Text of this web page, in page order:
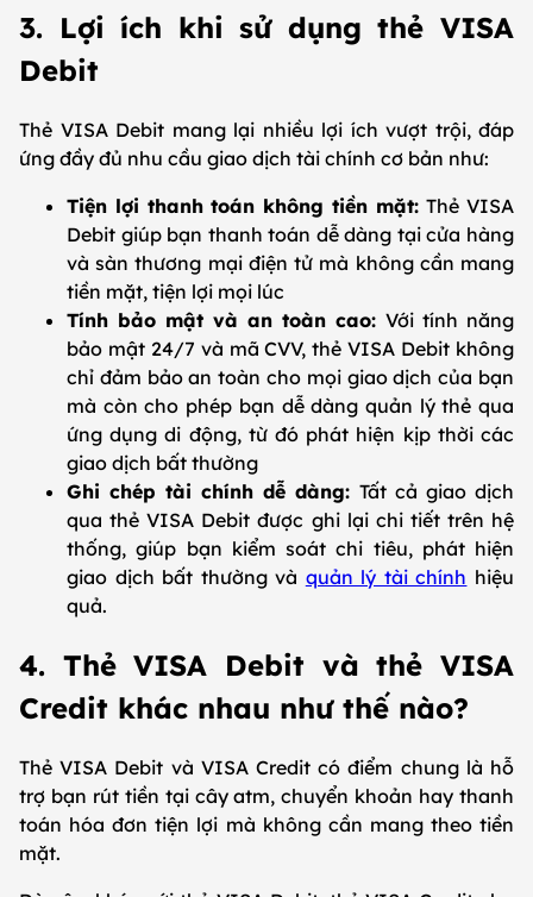
3. Lợi ích khi sử dụng thẻ VISA
Debit
Thẻ VISA Debit mang lại nhiều lợi ích vượt trội, đáp
ứng đầy đủ nhu cầu giao dịch tài chính cơ bản như:
Tiện lợi thanh toán không tiền mặt:Thẻ VISA
Debit giúp bạn thanh toán dễ dàng tại cửa hàng
và sàn thương mại điện tử mà không cần mang
tiền mặt, tiện lợi mọi lúc
Tính bảo mật và an toàn cao: Với tính năng
bảo mật 24/7 và mã CVV, thẻ VISA Debit không
chỉ đảm bảo an toàn cho mọi giao dịch của bạn
mà còn cho phép bạn dễ dàng quản lý thẻ qua
ứng dụng di động, từ đó phát hiện kịp thời các
giao dịch bất thường
Ghi chép tài chính dễ dàng: Tất cả giao dịch
qua thẻ VISA Debit được ghi lại chi tiết trên hệ
thống, giúp bạn kiểm soát chi tiêu, phát hiện
giao dịch bất thường và quản lý tài chính hiệu
quả.
4. Thẻ VISA Debit và thẻ VISA
Credit khác nhau như thế nào?
Thẻ VISA Debit và VISA Credit có điểm chung là hỗ
trợ bạn rút tiền tại cây atm, chuyển khoản hay thanh
toán hóa đơn tiện lợi mà không cần mang theo tiền
mặt.